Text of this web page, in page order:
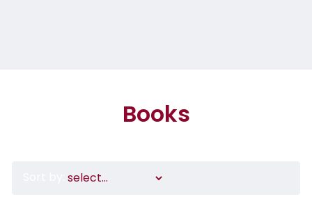
Books